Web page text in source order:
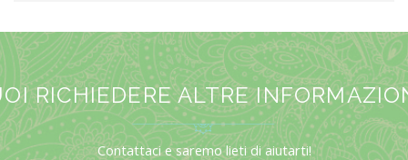
RICHIEDERE ALTRE
Contattaci e saremo lieti di aiutarti!